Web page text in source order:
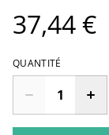
37,44 €
QUANTITÉ